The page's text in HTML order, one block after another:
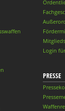
Login
PRESSE